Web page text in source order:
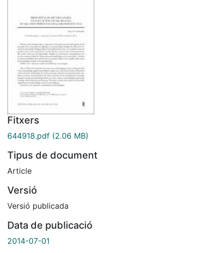
Fitxers
644918.pdf (2.06 MB)
Tipus de document
Article
Versió
Versió publicada
Data de publicació
2014-07-01